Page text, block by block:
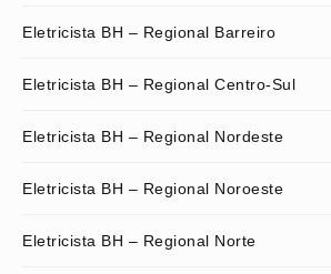
Eletricista BH – Regional Barreiro
Eletricista BH – Regional Centro-Sul
Eletricista BH – Regional Nordeste
Eletricista BH – Regional Noroeste
Eletricista BH – Regional Norte